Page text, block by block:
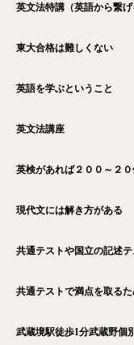
英文法特講（英語から繋げ
東大合格は難しくない
英語を学ぶということ
英文法講座
英検があれば２００～２
現代文には解き方がある
共通テストや国立の記述
共通テストで満点を取る
武蔵境駅徒歩1分武蔵野個